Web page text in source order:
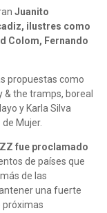
Juanito
ilustres como
Colom, Fernando
propuestas como
& the tramps, boreal
y Karla Silva
Mujer.
fue proclamado
de países que
de las
una fuerte
próximas